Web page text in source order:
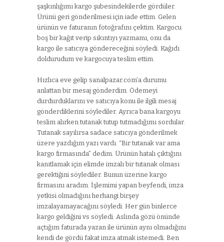
şaşkınlığımı kargo şubesindekilerde gördüler.
Ürünü geri gönderilmesi için iade ettim. Gelen
ürünün ve faturanın fotoğrafını çektim. Kargocu
boş bir kağıt verip sıkıntıyı yazmamı, onu da
kargo ile satıcıya göndereceğini söyledi. Kağıdı
doldurudum ve kargocuya teslim ettim.
Hızlıca eve gelip sanalpazar.com’a durumu
anlattan bir mesaj gönderdim. Ödemeyi
durdurduklarını ve satıcıya konu ile ilgili mesaj
gönderdiklerini söylediler. Ayrıca bana kargoyu
teslim alırken tutanak tutup tutmadığımı sordular.
Tutanak sayılırsa sadace satıcıya gönderilmek
üzere yazdığım yazı vardı. “Bir tutanak var ama
kargo firmasında” dedim. Ürünün hatalı çıktığını
kanıtlamak için elimde imzalı bir tutanak olması
gerektiğini söylediler. Bunun üzerine kargo
firmasını aradım. İşlemimi yapan beyfendi, imza
yetkisi olmadığını herhangi birşey
imzalayamayacağını söyledi. Her gün binlerce
kargo geldiğini vs söyledi. Aslında gözü önünde
açtığım faturada yazan ile ürünün aynı olmadığını
kendi de gördü fakat imza atmak istemedi. Ben